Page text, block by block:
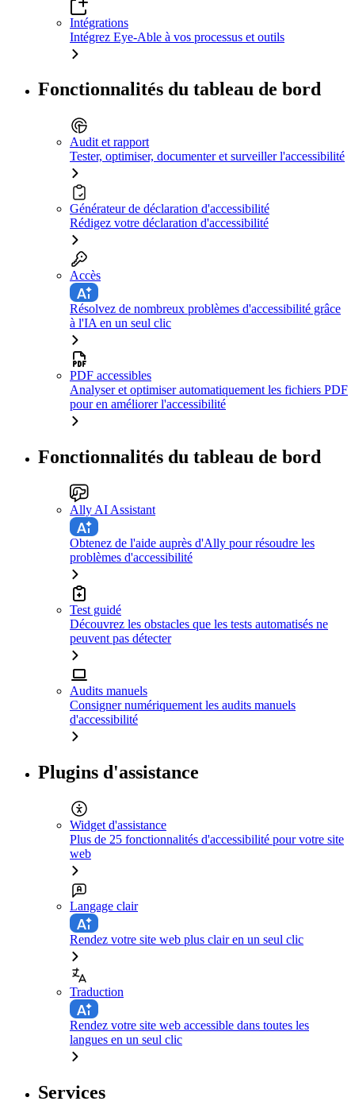
Intégrations
Intégrez Eye-Able à vos processus et outils
Fonctionnalités du tableau de bord
Audit et rapport
Tester, optimiser, documenter et surveiller l'accessibilité
Générateur de déclaration d'accessibilité
Rédigez votre déclaration d'accessibilité
Accès
Résolvez de nombreux problèmes d'accessibilité grâce
à l'IA en un seul clic
PDF accessibles
Analyser et optimiser automatiquement les fichiers PDF
pour en améliorer l'accessibilité
Fonctionnalités du tableau de bord
Ally AI Assistant
Obtenez de l'aide auprès d'Ally pour résoudre les
problèmes d'accessibilité
Test guidé
Découvrez les obstacles que les tests automatisés ne
peuvent pas détecter
Audits manuels
Consigner numériquement les audits manuels
d'accessibilité
Plugins d'assistance
Widget d'assistance
Plus de 25 fonctionnalités d'accessibilité pour votre site
web
Langage clair
Rendez votre site web plus clair en un seul clic
Traduction
Rendez votre site web accessible dans toutes les
langues en un seul clic
Services